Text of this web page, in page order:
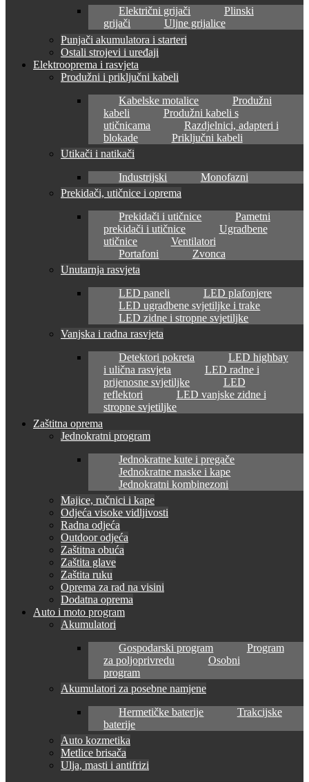
Električni grijači
Plinski
grijači
Uljne grijalice
Punjači akumulatora i starteri
Ostali strojevi i uređaji
Elektrooprema i rasvjeta
Produžni i priključni kabeli
Kabelske motalice
Produžni
kabeli
Produžni kabeli s
utičnicama
Razdjelnici, adapteri i
blokade
Priključni kabeli
Utikači i natikači
Industrijski
Monofazni
Prekidači, utičnice i oprema
Prekidači i utičnice
Pametni
prekidači i utičnice
Ugradbene
utičnice
Ventilatori
Portafoni
Zvonca
Unutarnja rasvjeta
LED paneli
LED plafonjere
LED ugradbene svjetiljke i trake
LED zidne i stropne svjetiljke
Vanjska i radna rasvjeta
Detektori pokreta
LED highbay
i ulična rasvjeta
LED radne i
prijenosne svjetiljke
LED
reflektori
LED vanjske zidne i
stropne svjetiljke
Zaštitna oprema
Jednokratni program
Jednokratne kute i pregače
Jednokratne maske i kape
Jednokratni kombinezoni
Majice, ručnici i kape
Odjeća visoke vidljivosti
Radna odjeća
Outdoor odjeća
Zaštitna obuća
Zaštita glave
Zaštita ruku
Oprema za rad na visini
Dodatna oprema
Auto i moto program
Akumulatori
Gospodarski program
Program
za poljoprivredu
Osobni
program
Akumulatori za posebne namjene
Hermetičke baterije
Trakcijske
baterije
Auto kozmetika
Metlice brisača
Ulja, masti i antifrizi